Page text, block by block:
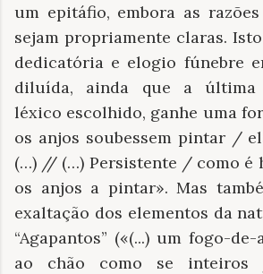
um epitáfio, embora as
sejam propriamente claras.
dedicatória e elogio fúnebre
diluída, ainda que a última
léxico escolhido, ganhe uma
os anjos soubessem pintar /
(…) // (…) Persistente / como é
os anjos a pintar». Mas
exaltação dos elementos da
“Agapantos” («(...) um fogo-
ao chão como se